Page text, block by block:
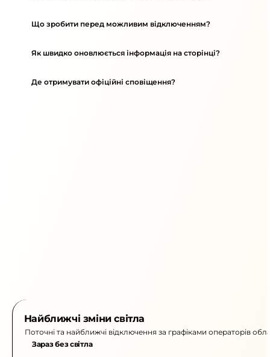
Що зробити перед можливим відключенням?
Як швидко оновлюється інформація на сторінці?
Де отримувати офіційні сповіщення?
Найближчі зміни світла
Поточні та найближчі відключення за графіками операторів
Зараз без світла